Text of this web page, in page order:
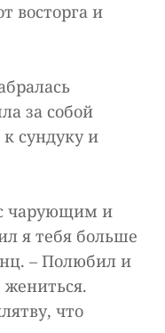
восторга и
за собой
сундуку и
чарующим и
я тебя больше
– Полюбил и
что